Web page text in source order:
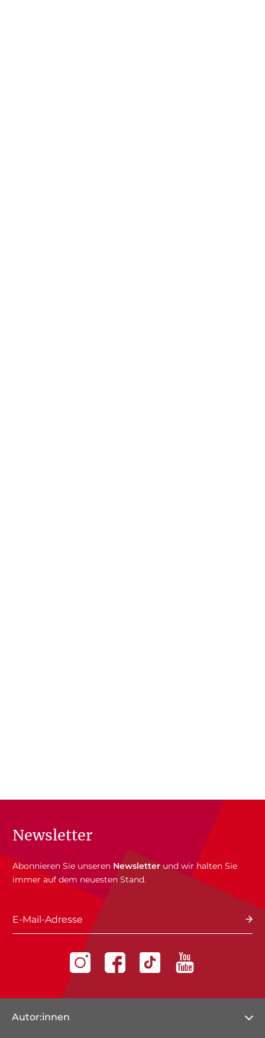
Newsletter
Abonnieren Sie unseren Newsletterund wir halten Sie
immer auf dem neuesten Stand.
E-Mail-Adresse
Autor:innen